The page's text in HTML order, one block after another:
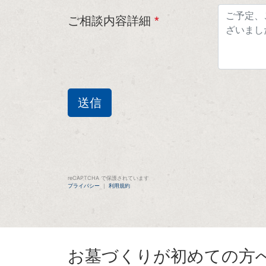
ご相談内容詳細 *
reCAPTCHA で保護されています
プライバシー ｜ 利用規約
お墓づくりが初めての方